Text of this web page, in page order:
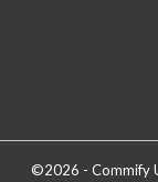
©2026 - Commify